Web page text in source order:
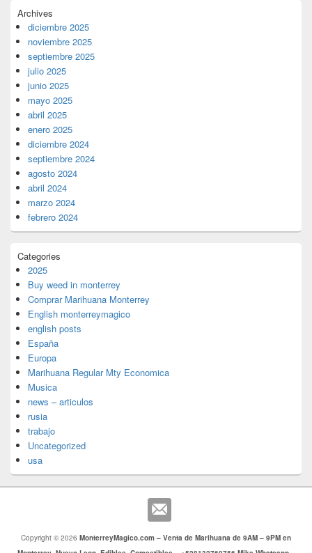
Archives
diciembre 2025
noviembre 2025
septiembre 2025
julio 2025
junio 2025
mayo 2025
abril 2025
enero 2025
diciembre 2024
septiembre 2024
agosto 2024
abril 2024
marzo 2024
febrero 2024
Categories
2025
Buy weed in monterrey
Comprar Marihuana Monterrey
English monterreymagico
english posts
España
Europa
Marihuana Regular Mty Economica
Musica
news – articulos
rusia
trabajo
Uncategorized
usa
Copyright © 2026 MonterreyMagico.com – Venta de Marihuana de 9AM – 9PM en